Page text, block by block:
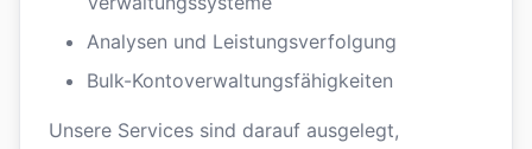
Analysen und Leistungsverfolgung
Bulk-Kontoverwaltungsfähigkeiten
Unsere Services sind darauf ausgelegt,